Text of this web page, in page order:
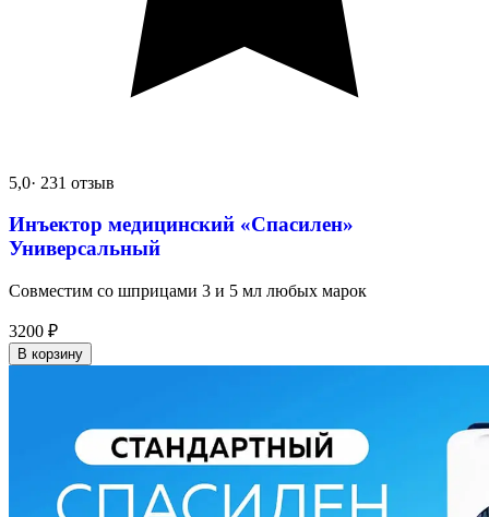
5,0· 231 отзыв
Инъектор медицинский «Спасилен»
Универсальный
Совместим со шприцами 3 и 5 мл любых марок
3200 ₽
В корзину